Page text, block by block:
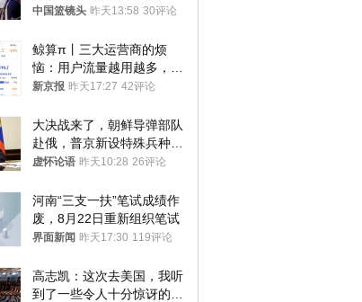
中国篮镜头 昨天13:58 30评论
鲸算π丨三大运营商的烦
恼：用户流量越用越多，收
入却越来越少
新京报 昨天17:27 42评论
大决战来了，朝鲜导弹部队
赴俄，普京新设特殊兵种，
76岁老将扛旗
虚怀论语 昨天10:28 26评论
河南“三支一扶”笔试成绩作
废，8月22日重新组织笔试
界面新闻 昨天17:30 119评论
高志凯：这次去美国，我听
到了一些令人十分惊讶的消